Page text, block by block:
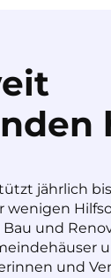
jährlich
wenigen
und
und